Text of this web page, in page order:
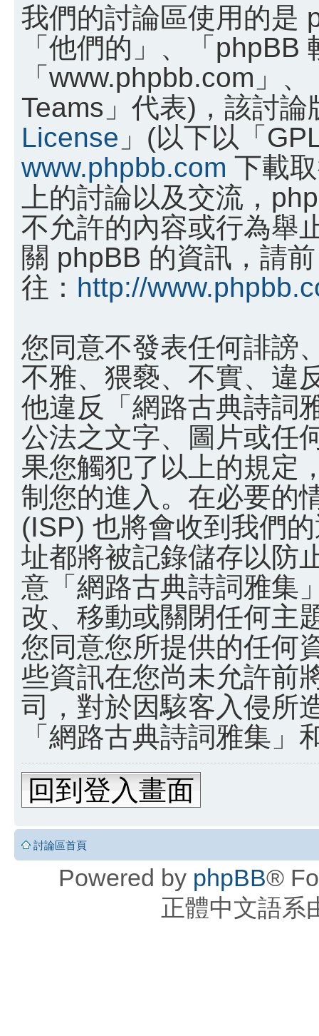
我們的討論區使用的是
「他們的」、「phpBB
「www.phpbb.com」
Teams」代表)，該討論
License 」(以下以「
www.phpbb.com 下載
上的討論以及交流，
不允許的內容或行為舉
關 phpBB 的資訊，請前
往： http://
您同意不發表任何誹謗
不雅、猥褻、不實、違
他違反「網路古典詩詞
公法之文字、圖片或任
果您觸犯了以上的規定
制您的進入。在必要的
(ISP) 也將會收到我們
址都將被記錄儲存以防
意「網路古典詩詞雅集
改、移動或關閉任何主
您同意您所提供的任何
些資訊在您尚未允許前
司，對於因駭客入侵所
「網路古典詩詞雅集
回到登入畫面
討論區首頁
Powered by phpBB®
正體中文語系